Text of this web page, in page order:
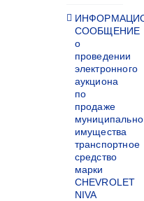
СООБЩЕНИЕ
о
проведении
электронного
аукциона
по
продаже
имущества
транспортное
средство
марки
CHEVROLET
NIVA